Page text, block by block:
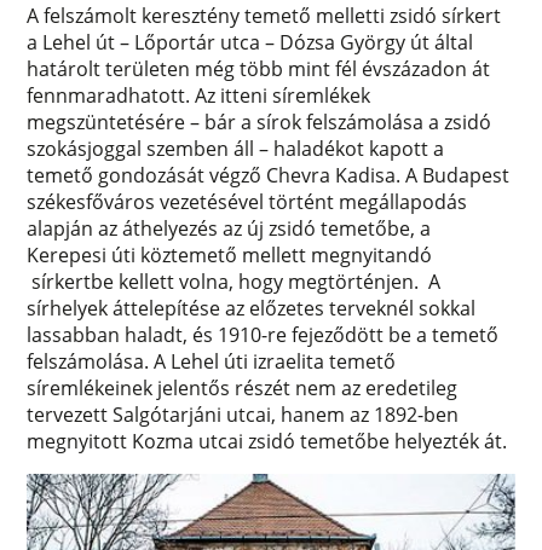
A felszámolt keresztény temető melletti zsidó sírkert
a Lehel út – Lőportár utca – Dózsa György út által
határolt területen még több mint fél évszázadon át
fennmaradhatott. Az itteni síremlékek
megszüntetésére – bár a sírok felszámolása a zsidó
szokásjoggal szemben áll – haladékot kapott a
temető gondozását végző Chevra Kadisa. A Budapest
székesfőváros vezetésével történt megállapodás
alapján az áthelyezés az új zsidó temetőbe, a
Kerepesi úti köztemető mellett megnyitandó
sírkertbe kellett volna, hogy megtörténjen. A
sírhelyek áttelepítése az előzetes terveknél sokkal
lassabban haladt, és 1910-re fejeződött be a temető
felszámolása. A Lehel úti izraelita temető
síremlékeinek jelentős részét nem az eredetileg
tervezett Salgótarjáni utcai, hanem az 1892-ben
megnyitott Kozma utcai zsidó temetőbe helyezték át.